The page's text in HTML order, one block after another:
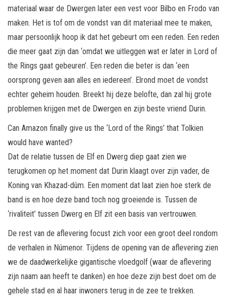
materiaal waar de Dwergen later een vest voor Bilbo en Frodo van
maken. Het is tof om de vondst van dit materiaal mee te maken,
maar persoonlijk hoop ik dat het gebeurt om een reden. Een reden
die meer gaat zijn dan ‘omdat we uitleggen wat er later in Lord of
the Rings gaat gebeuren’. Een reden die beter is dan ‘een
oorsprong geven aan alles en iedereen’. Elrond moet de vondst
echter geheim houden. Breekt hij deze belofte, dan zal hij grote
problemen krijgen met de Dwergen en zijn beste vriend Durin.
Can Amazon finally give us the ‘Lord of the Rings’ that Tolkien
would have wanted?
Dat de relatie tussen de Elf en Dwerg diep gaat zien we
terugkomen op het moment dat Durin klaagt over zijn vader, de
Koning van Khazad-dûm. Een moment dat laat zien hoe sterk de
band is en hoe deze band toch nog groeiende is. Tussen de
‘rivaliteit’ tussen Dwerg en Elf zit een basis van vertrouwen.
De rest van de aflevering focust zich voor een groot deel rondom
de verhalen in Númenor. Tijdens de opening van de aflevering zien
we de daadwerkelijke gigantische vloedgolf (waar de aflevering
zijn naam aan heeft te danken) en hoe deze zijn best doet om de
gehele stad en al haar inwoners terug in de zee te trekken.